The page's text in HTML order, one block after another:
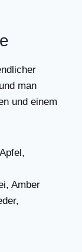
man
und einem
Amber